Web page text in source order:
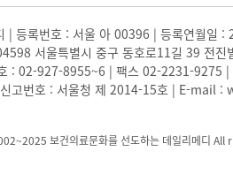
| 등록번호 : 서울 아 00396 | 등록연월일
서울특별시 중구 동호로11길 39 전
: 02-927-8955~6 | 팩스 02-2231-9275
신고번호 : 서울청 제 2014-15호 | E-
보건의료문화를 선도하는 데일리메디